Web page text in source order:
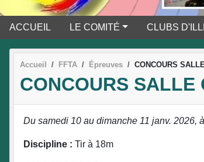
ACCUEIL LE COMITÉ CLUBS
Accueil FFTA Épreuves CONCOURS
CONCOURS SALLE
Du samedi 10 au dimanche 11 janv. 2026,
Discipline : Tir à 18m